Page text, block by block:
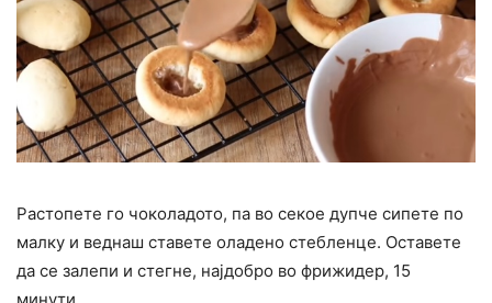
Растопете го чоколадото, па во секое дупче сипете по
малку и веднаш ставете оладено стебленце. Оставете
да се залепи и стегне, најдобро во фрижидер, 15